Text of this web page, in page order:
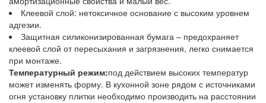
Клеевой слой: нетоксичное основание с высоким уровнем
адгезии.
Защитная силиконизированная бумага – предохраняет
клеевой слой от пересыхания и загрязнения, легко снимается
при монтаже.
Температурный режим:под действием высоких температур
может изменять форму. В кухонной зоне рядом с источниками
огня установку плитки необходимо производить на расстоянии